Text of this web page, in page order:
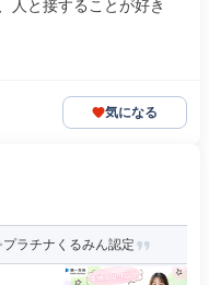
人と接することが好き
気になる
ラチナくるみん認定